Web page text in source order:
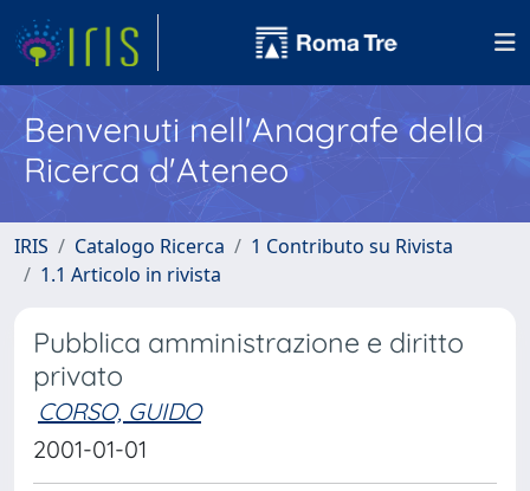
Benvenuti nell'Anagrafe della
Ricerca d'Ateneo
IRIS Catalogo Ricerca
1 Contributo su Rivista
1.1 Articolo in rivista
Pubblica amministrazione e diritto
privato
CORSO, GUIDO
2001-01-01